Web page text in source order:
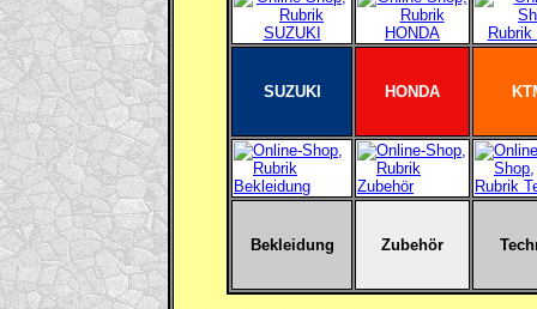
SUZUKI HONDA
Bekleidung Zubehör